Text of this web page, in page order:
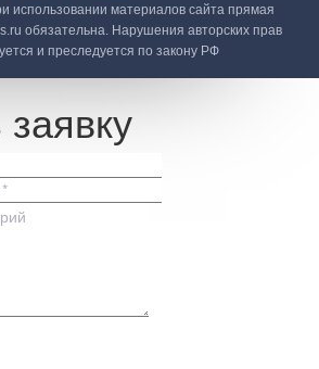
использовании материалов сайта прямая
обязательна. Нарушения авторских прав
и преследуется по закону РФ